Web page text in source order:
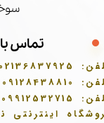
تماس با
02136837925
09128438810
09912532715